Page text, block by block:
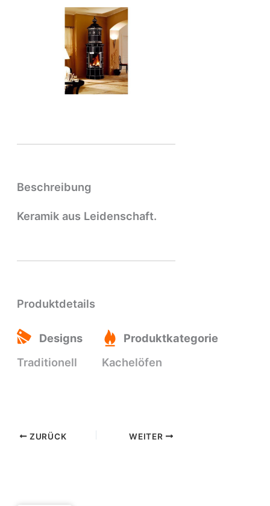
Beschreibung
Keramik aus Leidenschaft.
Produktdetails
Designs
Traditionell
Produktkategorie
Kachelöfen
ZURÜCK WEITER